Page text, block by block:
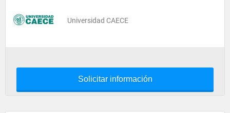
Universidad CAECE
Solicitar información